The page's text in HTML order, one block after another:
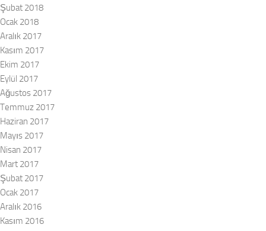
Şubat 2018
Ocak 2018
Aralık 2017
Kasım 2017
Ekim 2017
Eylül 2017
Ağustos 2017
Temmuz 2017
Haziran 2017
Mayıs 2017
Nisan 2017
Mart 2017
Şubat 2017
Ocak 2017
Aralık 2016
Kasım 2016